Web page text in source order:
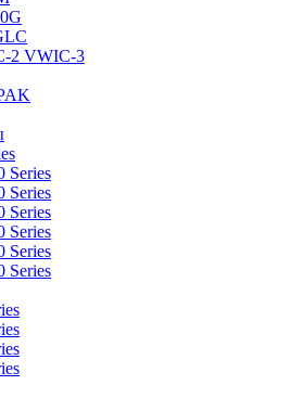
2 VWIC-3
Series
Series
Series
Series
Series
Series